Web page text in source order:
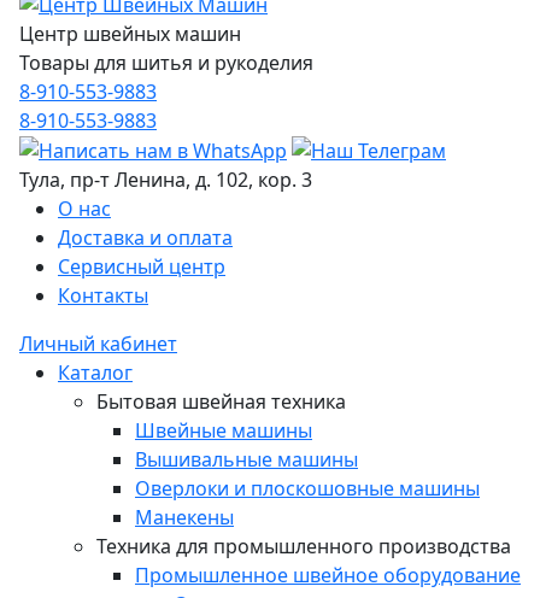
Центр швейных машин
Товары для шитья и рукоделия
8-910-553-9883
8-910-553-9883
Тула, пр-т Ленина, д. 102, кор. 3
О нас
Доставка и оплата
Сервисный центр
Контакты
Личный кабинет
Каталог
Бытовая швейная техника
Швейные машины
Вышивальные машины
Оверлоки и плоскошовные машины
Манекены
Техника для промышленного производства
Промышленное швейное оборудование